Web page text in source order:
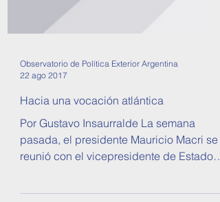
22 ago 2017
Hacia una vocación atlántica
Por Gustavo Insaurralde La semana
pasada, el presidente Mauricio Macri se
Unidos Mike Pence. El...